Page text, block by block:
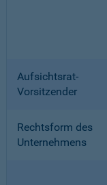
Aufsichtsrat-
Vorsitzender
Rechtsform des
Unternehmens